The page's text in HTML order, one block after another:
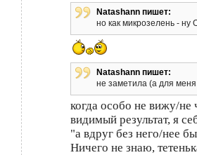
Natashann пишет:
но как микрозелень - ну
Natashann пишет:
не заметила (а для
когда особо не вижу/не
видимый результат, я
"а вдруг без него/нее
Ничего не знаю,